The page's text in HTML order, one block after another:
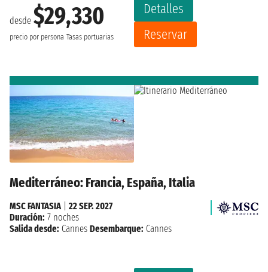
desde $29,330
precio por persona Tasas portuarias
Detalles
Reservar
Mediterráneo: Francia, España, Italia
MSC FANTASIA| 22 SEP. 2027
Duración: 7 noches
Salida desde: Cannes Desembarque: Cannes